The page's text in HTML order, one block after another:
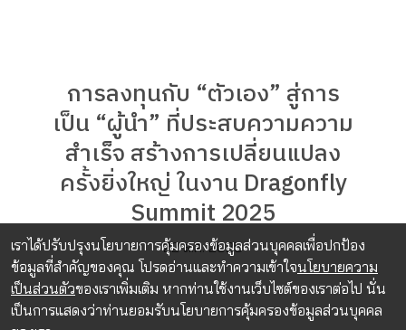
การลงทุนกับ “ตัวเอง” สู่การ
เป็น “ผู้นำ” ที่ประสบความความ
สำเร็จ สร้างการเปลี่ยนแปลง
ครั้งยิ่งใหญ่ ในงาน Dragonfly
Summit 2025
22 ส.ค. 2025
เราได้ปรับปรุงนโยบายการคุ้มครองข้อมูลส่วนบุคคลเพื่อปกป้อง
ข้อมูลที่สำคัญของคุณ โปรดอ่านและทำความเข้าใจนโยบายความ
เป็นส่วนตัวของเราเพิ่มเติม หากท่านใช้งานเว็บไซต์ของเราต่อไป นั่น
เป็นการแสดงว่าท่านยอมรับนโยบายการคุ้มครองข้อมูลส่วนบุคคล